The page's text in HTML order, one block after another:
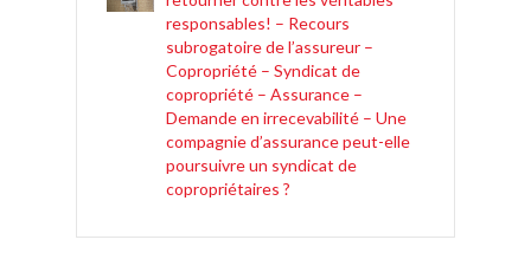
responsables! – Recours
subrogatoire de l’assureur –
Copropriété – Syndicat de
copropriété – Assurance –
Demande en irrecevabilité – Une
compagnie d’assurance peut-elle
poursuivre un syndicat de
copropriétaires ?